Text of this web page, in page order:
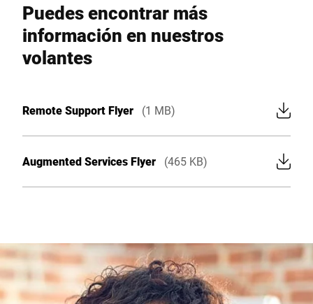
Puedes encontrar más
información en nuestros
volantes
Remote Support Flyer (1 MB)
Augmented Services Flyer (465 KB)